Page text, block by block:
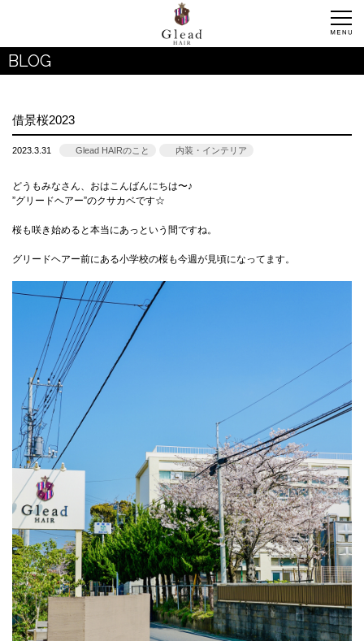
BLOG
借景桜2023
2023.3.31 Glead HAIRのこと 内装・インテリア
どうもみなさん、おはこんばんにちは〜♪
”グリードヘアー”のクサカベです☆
桜も咲き始めると本当にあっという間ですね。
グリードヘアー前にある小学校の桜も今週が見頃になってます。